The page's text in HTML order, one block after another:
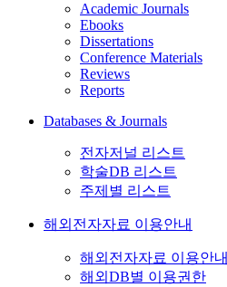
Academic Journals
Ebooks
Dissertations
Conference Materials
Reviews
Reports
Databases & Journals
전자저널 리스트
학술DB 리스트
주제별 리스트
해외전자자료 이용안내
해외전자자료 이용안내
해외DB별 이용권한